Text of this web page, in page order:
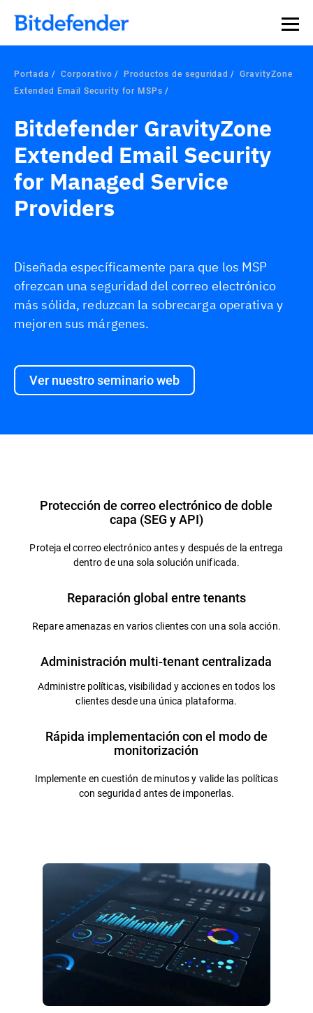
Portada Corporativo Productos de seguridad
GravityZone
Extended Email Security for MSPs
Bitdefender GravityZone
Extended Email Security
for Managed Service
Providers
Diseñada específicamente para que los MSP
ofrezcan una seguridad del correo electrónico
más sólida, reduzcan la sobrecarga operativa y
mejoren sus márgenes.
Ver nuestro seminario web
Protección de correo electrónico de doble
capa (SEG y API)
Proteja el correo electrónico antes y después de la entrega
dentro de una sola solución unificada.
Reparación global entre tenants
Repare amenazas en varios clientes con una sola acción.
Administración multi-tenant centralizada
Administre políticas, visibilidad y acciones en todos los
clientes desde una única plataforma.
Rápida implementación con el modo de
monitorización
Implemente en cuestión de minutos y valide las políticas
con seguridad antes de imponerlas.